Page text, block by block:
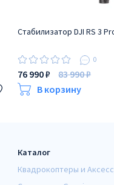
Стабилизатор DJI RS 3
0
76 990 ₽
83 990 ₽
В корзину
Каталог
Квадрокоптеры и